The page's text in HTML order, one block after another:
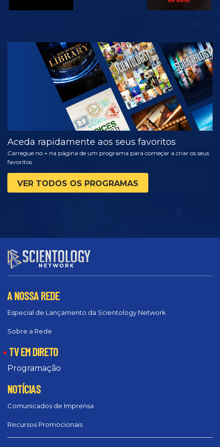
VER
EXPLORAR A
SÉRIE
Aceda rapidamente aos seus favoritos
Carregue no + na página de um programa para começar a criar os seus
favoritos
VER TODOS OS PROGRAMAS
A NOSSA REDE
Especial de Lançamento da Scientology Network
Sobre a Rede
TV EM DIRETO
Programação
NOTÍCIAS
Comunicados de Imprensa
Recursos Promocionais